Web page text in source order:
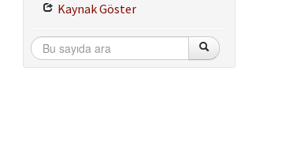
Kaynak Göster